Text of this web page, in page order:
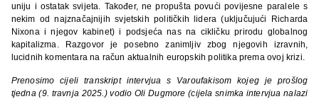
uniju i ostatak svijeta. Također, ne propušta povući povijesne paralele s
nekim od najznačajnijih svjetskih političkih lidera (uključujući Richarda
Nixona i njegov kabinet) i podsjeća nas na cikličku prirodu globalnog
kapitalizma. Razgovor je posebno zanimljiv zbog njegovih izravnih,
lucidnih komentara na račun aktualnih europskih politika prema ovoj krizi.
Prenosimo cijeli transkript intervjua s Varoufakisom kojeg je prošlog
tjedna (9. travnja 2025.) vodio Oli Dugmore (cijela snimka intervjua nalazi